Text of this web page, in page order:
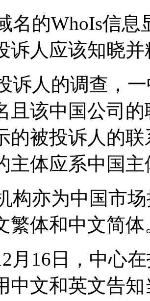
名的WhoIs信
诉人应该知晓
诉人的调查，
且该中国公司
的被投诉人的
主体应系中国主
构亦为中国市
繁体和中文简体
月16日，中心
中文和英文告